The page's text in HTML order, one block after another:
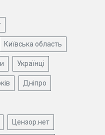
Київська область
Українці
Дніпро
Цензор.нет